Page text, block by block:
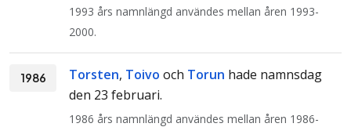
1993 års namnlängd användes mellan åren 1993-
2000.
1986 Torsten, Toivo och Torun hade namnsdag
den 23 februari.
1986 års namnlängd användes mellan åren 1986-